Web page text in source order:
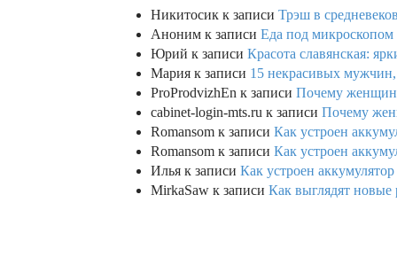
Никитосик к записи Трэш в
Аноним к записи Еда под микроскопом
Юрий к записи Красота славянская:
Мария к записи 15 некрасивых
ProProdvizhEn к записи Почему
cabinet-login-mts.ru к записи Почему
Romansom к записи Как устроен
Romansom к записи Как устроен
Илья к записи Как устроен
MirkaSaw к записи Как выглядят новые